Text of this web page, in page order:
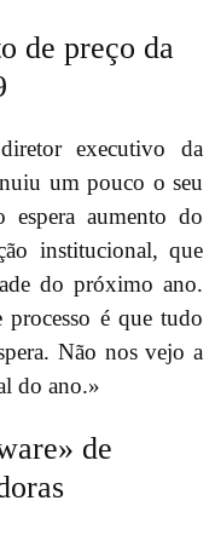
de preço da
executivo da
um pouco o seu
aumento do
institucional, que
do próximo ano.
processo é que tudo
Não nos vejo a
do ano.»
de